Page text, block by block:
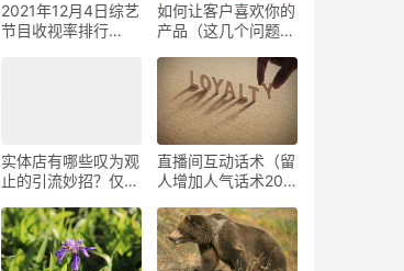
2021年12月4日综艺
节目收视率排行
如何让客户喜欢你的
产品（这几个问题值
实体店有哪些叹为观
止的引流妙招？仅用
1000人
直播间互动话术（留
人增加人气话术20